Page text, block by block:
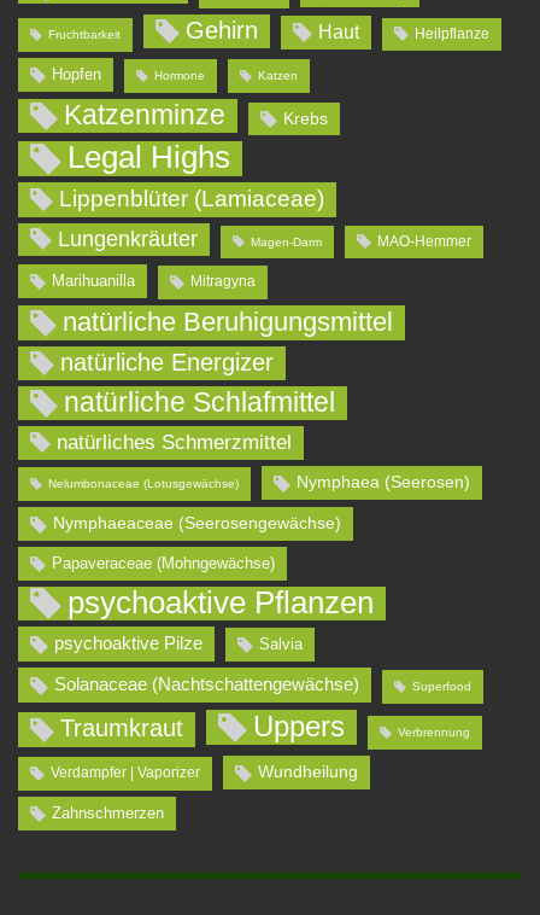
Fruchtbarkeit Gehirn Haut Heilpflanze
Hopfen Hormone Katzen
Katzenminze Krebs
Legal Highs
Lippenblüter (Lamiaceae)
Lungenkräuter Magen-Darm MAO-Hemmer
Marihuanilla Mitragyna
natürliche Beruhigungsmittel
natürliche Energizer
natürliche Schlafmittel
natürliches Schmerzmittel
Nelumbonaceae (Lotusgewächse) Nymphaea (Seerosen)
Nymphaeaceae (Seerosengewächse)
Papaveraceae (Mohngewächse)
psychoaktive Pflanzen
psychoaktive Pilze Salvia
Solanaceae (Nachtschattengewächse) Superfood
Traumkraut Uppers Verbrennung
Verdampfer | Vaporizer Wundheilung
Zahnschmerzen